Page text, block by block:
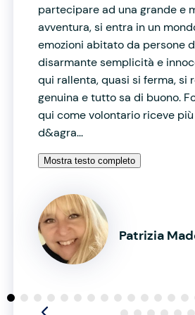
partecipare ad una grande e
avventura, si entra in un
emozioni abitato da persone
disarmante semplicità e
qui rallenta, quasi si ferma, si
genuina e tutto sa di buono.
qui come volontario riceve
d&agra...
Mostra testo completo
Patrizia